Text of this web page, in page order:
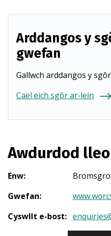
Arddangos y
gwefan
Gallwch arddangos y
Cael eich sgôr ar-lein
Awdurdod
Enw:
Gwefan:
Cyswllt e-bost: